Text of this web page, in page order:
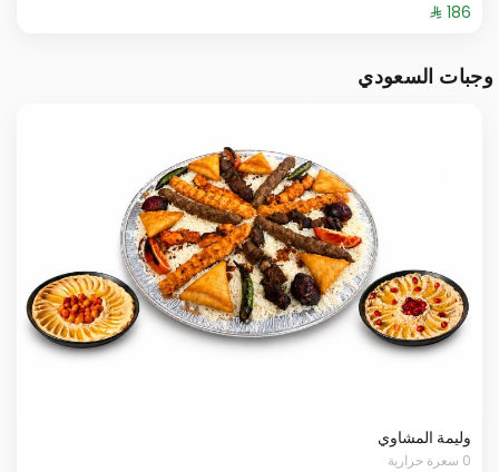
وجبات السعودي
وليمة المشاوي
0 سعرة حرارية